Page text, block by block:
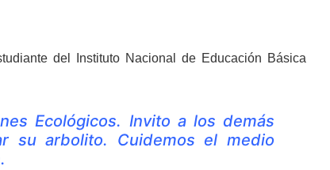
del Instituto Nacional de Educación Básica
Ecológicos. Invito a los demás
su arbolito. Cuidemos el medio